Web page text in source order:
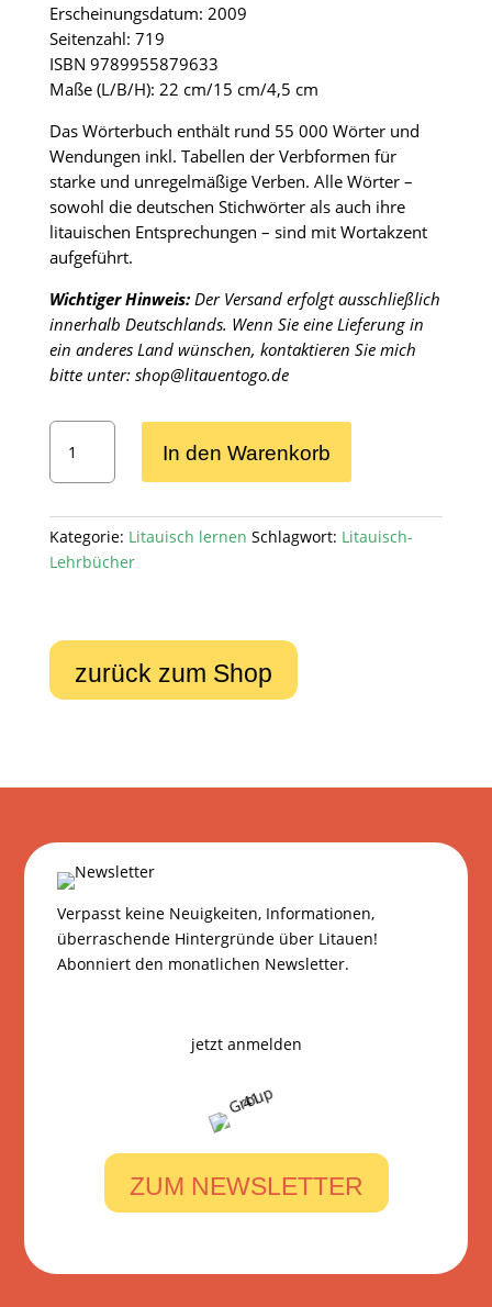
Erscheinungsdatum: 2009
Seitenzahl: 719
ISBN 9789955879633
Maße (L/B/H): 22 cm/15 cm/4,5 cm
Das Wörterbuch enthält rund 55 000 Wörter und
Wendungen inkl. Tabellen der Verbformen für
starke und unregelmäßige Verben. Alle Wörter –
sowohl die deutschen Stichwörter als auch ihre
litauischen Entsprechungen – sind mit Wortakzent
aufgeführt.
Wichtiger Hinweis:Der Versand erfolgt ausschließlich
innerhalb Deutschlands. Wenn Sie eine Lieferung in
ein anderes Land wünschen, kontaktieren Sie mich
bitte unter: shop@litauentogo.de
Deutsch-
Litauisches
Wörterbuch
In den Warenkorb
Kategorie: Litauisch lernen Schlagwort: Litauisch-
Lehrbücher
zurück zum Shop
Verpasst keine Neuigkeiten, Informationen,
überraschende Hintergründe über Litauen!
Abonniert den monatlichen Newsletter.
jetzt anmelden
ZUM NEWSLETTER